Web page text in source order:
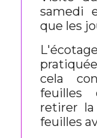
samedi
que les
cela
feuilles
retirer la
feuilles